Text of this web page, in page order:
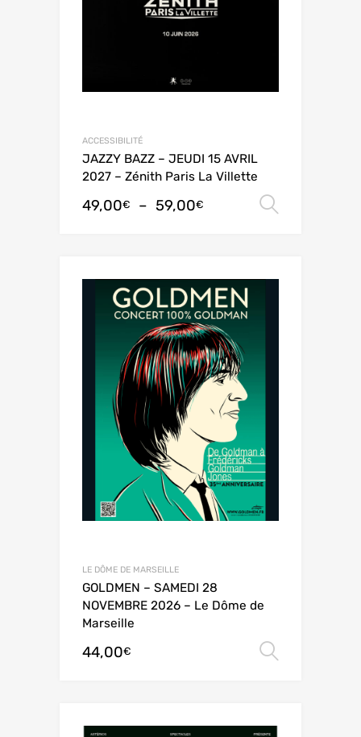
ACCESSIBILITÉ
JAZZY BAZZ – JEUDI 15 AVRIL
2027 – Zénith Paris La Villette
49,00€ – 59,00€
LE DÔME DE MARSEILLE
GOLDMEN – SAMEDI 28
NOVEMBRE 2026 – Le Dôme de
Marseille
44,00€